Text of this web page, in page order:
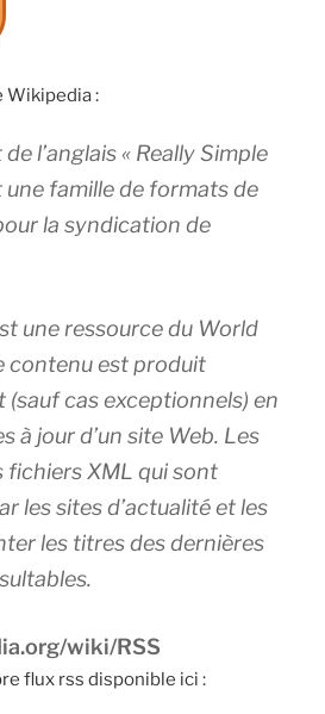
Wikipedia :
l’anglais « Really Simple
une famille de formats de
la syndication de
une ressource du World
contenu est produit
cas exceptionnels) en
à jour d’un site Web. Les
fichiers XML qui sont
les sites d’actualité et les
les titres des dernières
wiki/RSS
flux rss disponible ici :